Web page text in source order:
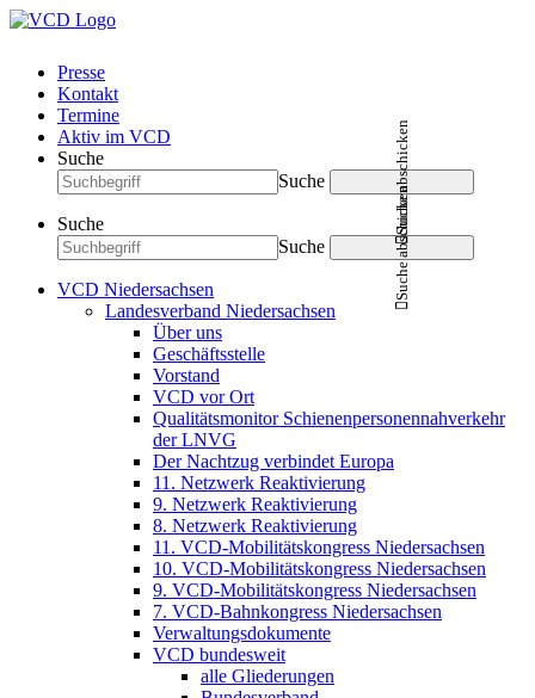
Presse
Kontakt
Termine
Aktiv im VCD
Suche
Suche
Suche abschicken
Suche
Suche
Suche abschicken
VCD Niedersachsen
Landesverband Niedersachsen
Über uns
Geschäftsstelle
Vorstand
VCD vor Ort
Qualitätsmonitor Schienenpersonennahverkehr
der LNVG
Der Nachtzug verbindet Europa
11. Netzwerk Reaktivierung
9. Netzwerk Reaktivierung
8. Netzwerk Reaktivierung
11. VCD-Mobilitätskongress Niedersachsen
10. VCD-Mobilitätskongress Niedersachsen
9. VCD-Mobilitätskongress Niedersachsen
7. VCD-Bahnkongress Niedersachsen
Verwaltungsdokumente
VCD bundesweit
alle Gliederungen